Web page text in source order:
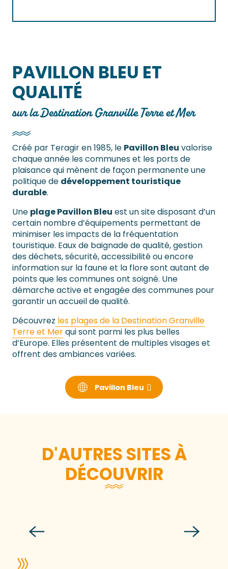
PAVILLON BLEU ET
QUALITÉ
sur la Destination Granville Terre et Mer
Créé par Teragir en 1985, le Pavillon Bleu valorise
chaque année les communes et les ports de
plaisance qui mènent de façon permanente une
politique de développement touristique
durable.
Une plage Pavillon Bleu est un site disposant d’un
certain nombre d’équipements permettant de
minimiser les impacts de la fréquentation
touristique. Eaux de baignade de qualité, gestion
des déchets, sécurité, accessibilité ou encore
information sur la faune et la flore sont autant de
points que les communes ont soigné. Une
démarche active et engagée des communes pour
garantir un accueil de qualité.
Découvrez les plages de la Destination Granville
Terre et Merqui sont parmi les plus belles
d’Europe. Elles présentent de multiples visages et
offrent des ambiances variées.
Pavillon Bleu
D'AUTRES SITES À
DÉCOUVRIR